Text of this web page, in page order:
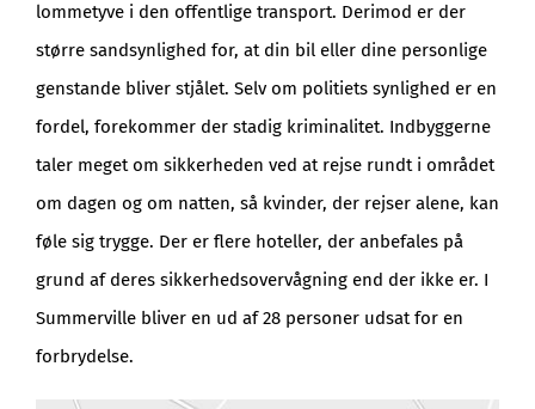
lommetyve i den offentlige transport. Derimod er der
større sandsynlighed for, at din bil eller dine personlige
genstande bliver stjålet. Selv om politiets synlighed er en
fordel, forekommer der stadig kriminalitet. Indbyggerne
taler meget om sikkerheden ved at rejse rundt i området
om dagen og om natten, så kvinder, der rejser alene, kan
føle sig trygge. Der er flere hoteller, der anbefales på
grund af deres sikkerhedsovervågning end der ikke er. I
Summerville bliver en ud af 28 personer udsat for en
forbrydelse.